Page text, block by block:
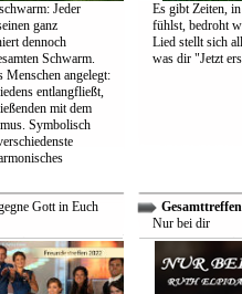
Jeder
ganz
dennoch
Schwarm.
Menschen angelegt:
entlangfließt,
mit dem
Symbolisch
Es gibt Zeiten,
fühlst, bedroht
Lied stellt sich
was dir "Jetzt
Gott in Euch
Nur bei dir